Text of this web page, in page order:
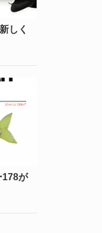
しく
178が